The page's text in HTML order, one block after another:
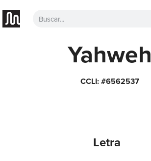
Yahweh
CCLI: #6562537
Letra